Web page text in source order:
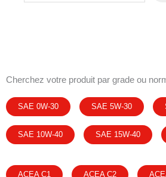
Cherchez votre produit par grade ou
SAE 0W-30 SAE 5W-30
SAE 10W-40 SAE 15W-40
ACEA C1 ACEA C2